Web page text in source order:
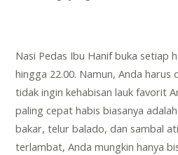
Nasi Pedas Ibu Hanif buka setiap
hingga 22.00. Namun, Anda harus
tidak ingin kehabisan lauk favorit
paling cepat habis biasanya
bakar, telur balado, dan sambal
terlambat, Anda mungkin hanya